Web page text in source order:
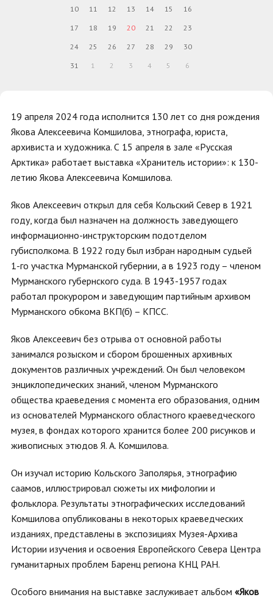
19 апреля 2024 года исполнится 130 лет со дня рождения
Якова Алексеевича Комшилова, этнографа, юриста,
архивиста и художника. С 15 апреля в зале «Русская
Арктика» работает выставка «Хранитель истории»: к 130-
летию Якова Алексеевича Комшилова.
Яков Алексеевич открыл для себя Кольский Север в 1921
году, когда был назначен на должность заведующего
информационно-инструкторским подотделом
губисполкома. В 1922 году был избран народным судьей
1-го участка Мурманской губернии, а в 1923 году – членом
Мурманского губернского суда. В 1943-1957 годах
работал прокурором и заведующим партийным архивом
Мурманского обкома ВКП(б) – КПСС.
Яков Алексеевич без отрыва от основной работы
занимался розыском и сбором брошенных архивных
документов различных учреждений. Он был человеком
энциклопедических знаний, членом Мурманского
общества краеведения с момента его образования, одним
из основателей Мурманского областного краеведческого
музея, в фондах которого хранится более 200 рисунков и
живописных этюдов Я. А. Комшилова.
Он изучал историю Кольского Заполярья, этнографию
саамов, иллюстрировал сюжеты их мифологии и
фольклора. Результаты этнографических исследований
Комшилова опубликованы в некоторых краеведческих
изданиях, представлены в экспозициях Музея-Архива
Истории изучения и освоения Европейского Севера Центра
гуманитарных проблем Баренц региона КНЦ РАН.
Особого внимания на выставке заслуживает альбом «Яков
10 11 12 13 14 15 16
17 18 19 20 21 22 23
24 25 26 27 28 29 30
31 1 2 3 4 5 6